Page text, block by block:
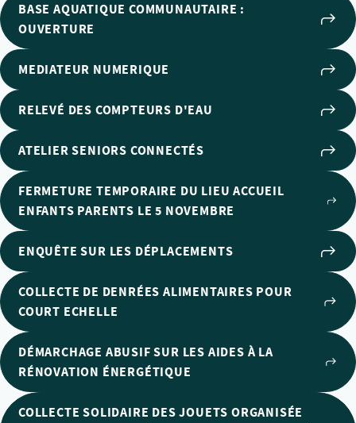
BASE AQUATIQUE COMMUNAUTAIRE :
OUVERTURE
MEDIATEUR NUMERIQUE
RELEVÉ DES COMPTEURS D'EAU
ATELIER SENIORS CONNECTÉS
FERMETURE TEMPORAIRE DU LIEU ACCUEIL
ENFANTS PARENTS LE 5 NOVEMBRE
ENQUÊTE SUR LES DÉPLACEMENTS
COLLECTE DE DENRÉES ALIMENTAIRES POUR
COURT ECHELLE
DÉMARCHAGE ABUSIF SUR LES AIDES À LA
RÉNOVATION ÉNERGÉTIQUE
COLLECTE SOLIDAIRE DES JOUETS ORGANISÉE